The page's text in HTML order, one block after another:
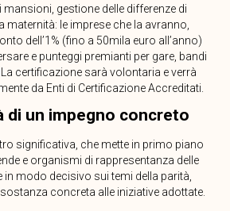
mansioni, gestione delle differenze di
maternità: le imprese che la avranno,
dell’1% (fino a 50mila euro all’anno)
e punteggi premianti per gare, bandi
certificazione sarà volontaria e verrà
da Enti di Certificazione Accreditati.
di un impegno concreto
significativa, che mette in primo piano
e organismi di rappresentanza delle
in modo decisivo sui temi della parità,
concreta alle iniziative adottate.